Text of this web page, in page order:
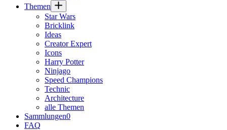
Themen
Star Wars
Bricklink
Ideas
Creator Expert
Icons
Harry Potter
Ninjago
Speed Champions
Technic
Architecture
alle Themen
Sammlungen0
FAQ